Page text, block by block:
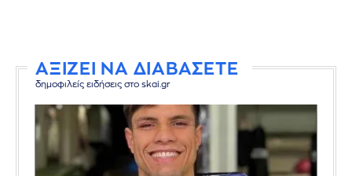
ΑΞΙΖΕΙ ΝΑ ΔΙΑΒΑΣΕΤΕ
δημοφιλείς ειδήσεις στο skai.gr